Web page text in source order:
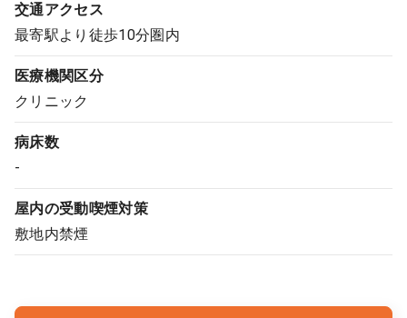
クリニック開業
DtoDとは
お問合せ
採用をお考えの医療機関の方
交通アクセス
最寄駅より徒歩10分圏内
医療機関区分
クリニック
病床数
-
屋内の受動喫煙対策
敷地内禁煙